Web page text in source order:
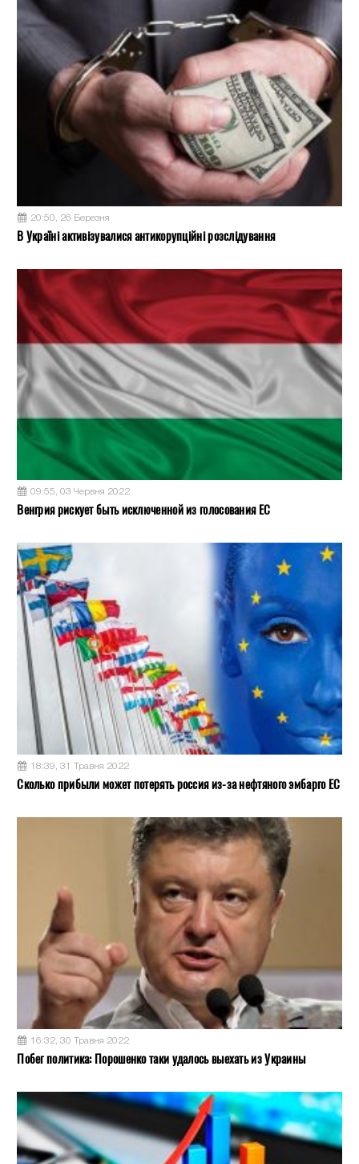
20:50, 26 Березня
В Україні активізувалися антикорупційні розслідування
09:55, 03 Червня 2022
Венгрия рискует быть исключенной из голосования ЕС
18:39, 31 Травня 2022
Сколько прибыли может потерять россия из-за нефтяного эмбарго ЕС
16:32, 30 Травня 2022
Побег политика: Порошенко таки удалось выехать из Украины